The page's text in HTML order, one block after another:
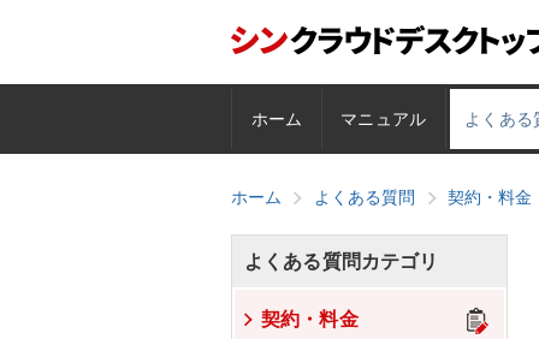
ホーム マニュアル よくある
ホーム よくある質問 契約・料金
よくある質問カテゴリ
契約・料金